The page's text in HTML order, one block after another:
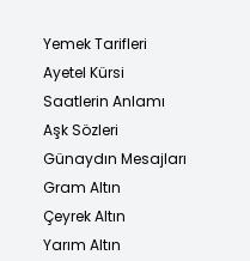
Yemek Tarifleri
Ayetel Kürsi
Saatlerin Anlamı
Aşk Sözleri
Günaydın Mesajları
Gram Altın
Çeyrek Altın
Yarım Altın